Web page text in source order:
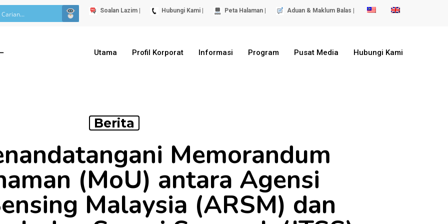
Soalan Lazim | Hubungi Kami | Peta Halaman | Aduan & Maklum Balas |
Utama Profil Korporat Informasi Program Pusat Media Hubungi Kami
Berita
Memorandum
(MoU) antara Agensi
Malaysia (ARSM) dan